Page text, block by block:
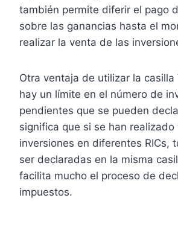
también permite diferir el pago
sobre las ganancias hasta el
realizar la venta de las
Otra ventaja de utilizar la casilla
hay un límite en el número de
pendientes que se pueden
significa que si se han realizado
inversiones en diferentes RICs,
ser declaradas en la misma
facilita mucho el proceso de
impuestos.